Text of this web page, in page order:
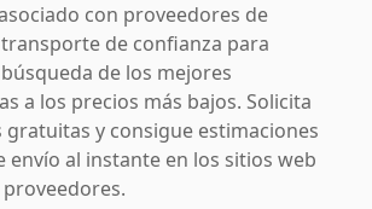
con proveedores de
de confianza para
de los mejores
a los precios más bajos. Solicita
gratuitas y consigue estimaciones
envío al instante en los sitios web